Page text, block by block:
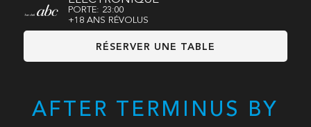
PORTE: 23:00
+18 ANS RÉVOLUS
RÉSERVER UNE TABLE
AFTER TERMINUS BY